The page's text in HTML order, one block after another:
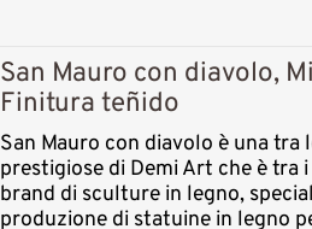
San Mauro con diavolo,
Finitura teñido
San Mauro con diavolo è una tra
prestigiose di Demi Art che è tra
brand di sculture in legno,
produzione di statuine in legno